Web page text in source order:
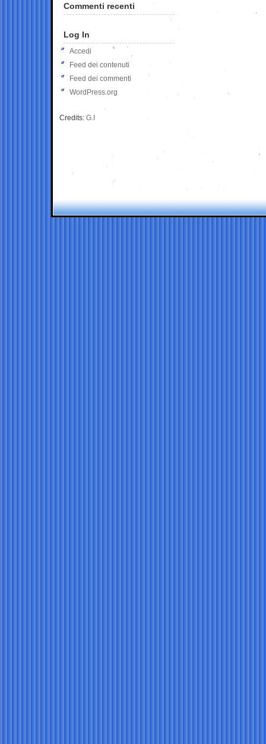
Commenti recenti
Log In
Accedi
Feed dei contenuti
Feed dei commenti
WordPress.org
Credits: G.I